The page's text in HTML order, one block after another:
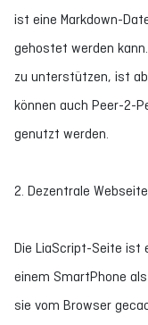
ist eine Markdown-
gehostet werden
zu unterstützen, ist
können auch Peer-2-
genutzt werden.
2. Dezentrale Webseite
Die LiaScript-Seite ist
einem SmartPhone
sie vom Browser